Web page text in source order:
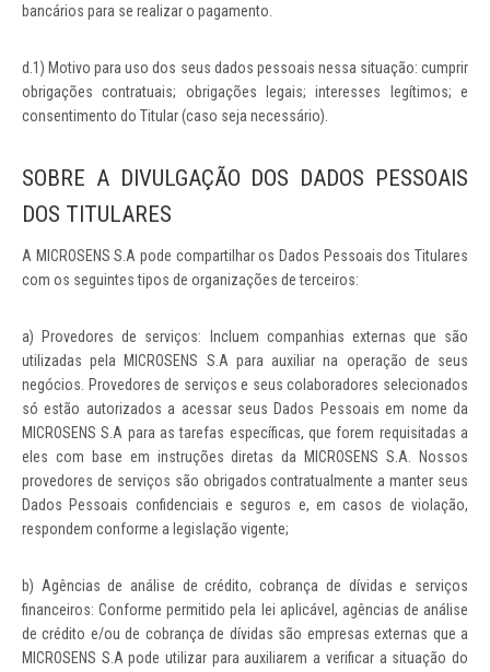
bancários para se realizar o pagamento.
d.1) Motivo para uso dos seus dados pessoais nessa situação: cumprir
obrigações contratuais; obrigações legais; interesses legítimos; e
consentimento do Titular (caso seja necessário).
SOBRE A DIVULGAÇÃO DOS DADOS PESSOAIS
DOS TITULARES
A MICROSENS S.A pode compartilhar os Dados Pessoais dos Titulares
com os seguintes tipos de organizações de terceiros:
a) Provedores de serviços: Incluem companhias externas que são
utilizadas pela MICROSENS S.A para auxiliar na operação de seus
negócios. Provedores de serviços e seus colaboradores selecionados
só estão autorizados a acessar seus Dados Pessoais em nome da
MICROSENS S.A para as tarefas específicas, que forem requisitadas a
eles com base em instruções diretas da MICROSENS S.A. Nossos
provedores de serviços são obrigados contratualmente a manter seus
Dados Pessoais confidenciais e seguros e, em casos de violação,
respondem conforme a legislação vigente;
b) Agências de análise de crédito, cobrança de dívidas e serviços
financeiros: Conforme permitido pela lei aplicável, agências de análise
de crédito e/ou de cobrança de dívidas são empresas externas que a
MICROSENS S.A pode utilizar para auxiliarem a verificar a situação do